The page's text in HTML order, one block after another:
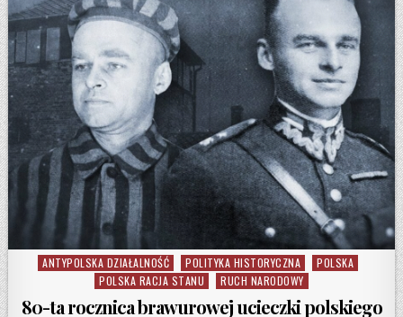
Posted in
ANTYPOLSKA DZIAŁALNOŚĆ POLITYKA HISTORYCZNA
POLSKA
POLSKA RACJA STANU
RUCH NARODOWY
80-ta rocznica brawurowej ucieczki polskiego